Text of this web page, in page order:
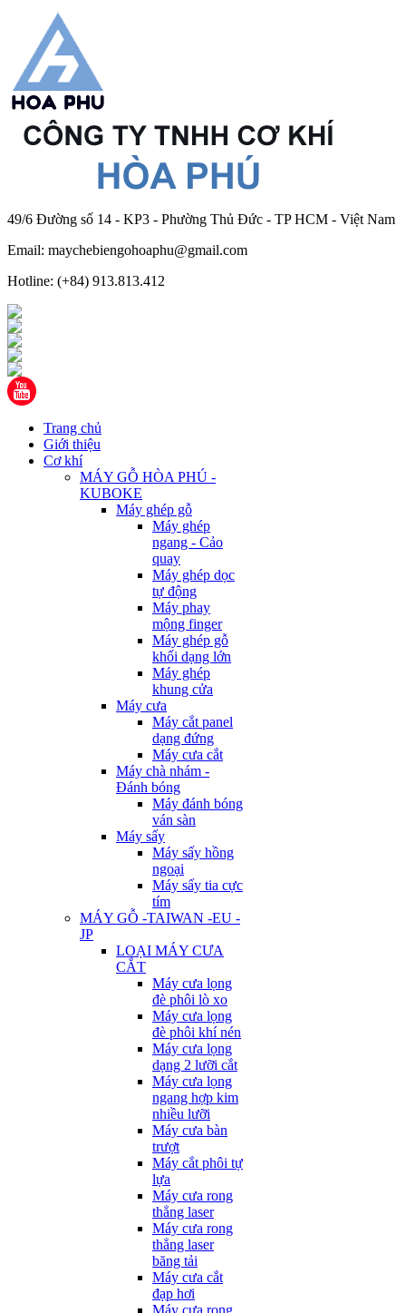
49/6 Đường số 14 - KP3 - Phường Thủ Đức - TP HCM - Việt Nam
Email: maychebiengohoaphu@gmail.com
Hotline: (+84) 913.813.412
Trang chủ
Giới thiệu
Cơ khí
MÁY GỖ HÒA PHÚ -
KUBOKE
Máy ghép gỗ
Máy ghép
ngang - Cảo
quay
Máy ghép dọc
tự động
Máy phay
mộng finger
Máy ghép gỗ
khối dạng lớn
Máy ghép
khung cửa
Máy cưa
Máy cắt panel
dạng đứng
Máy cưa cắt
Máy chà nhám -
Đánh bóng
Máy đánh bóng
ván sàn
Máy sấy
Máy sấy hồng
ngoại
Máy sấy tia cực
tím
MÁY GỖ -TAIWAN -EU -
JP
LOẠI MÁY CƯA
CẮT
Máy cưa lọng
đè phôi lò xo
Máy cưa lọng
đè phôi khí nén
Máy cưa lọng
dạng 2 lưỡi cắt
Máy cưa lọng
ngang hợp kim
nhiều lưỡi
Máy cưa bàn
trượt
Máy cắt phôi tự
lựa
Máy cưa rong
thẳng laser
Máy cưa rong
thẳng laser
băng tải
Máy cưa cắt
đạp hơi
Máy cưa rong